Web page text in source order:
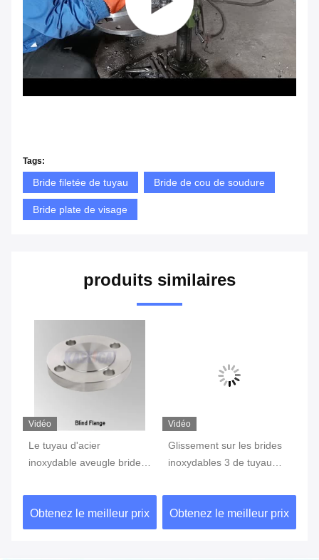
Tags:
Bride filetée de tuyau Bride de cou de soudure
Bride plate de visage
produits similaires
Vidéo
Le tuyau d'acier
inoxydable aveugle bride
B16.5 de BL ASTM A182
ASME
Obtenez le meilleur prix
Vidéo
Glissement sur les brides
inoxydables 3 de tuyau
norme ANSI B16.5 150
1500
Obtenez le meilleur prix